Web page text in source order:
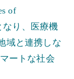
of
なり、医療機
域と連携しな
ートな社会